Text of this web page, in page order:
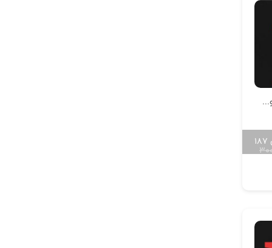
آویز سنگ خور حروف سایز کوچک H-MAYA-S-16
۱۸۷